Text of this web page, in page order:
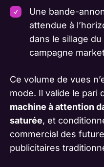
Une bande-
attendue à
dans le sillage
campagne
Ce volume de vues
mode. Il valide le pari
machine à attention
saturée, et
commercial des
publicitaires